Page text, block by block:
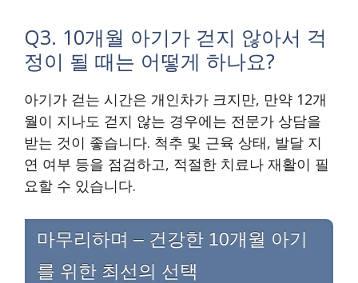
Q3. 10개월 아기가 걷지 않아서 걱
정이 될 때는 어떻게 하나요?
아기가 걷는 시간은 개인차가 크지만, 만약 12개
월이 지나도 걷지 않는 경우에는 전문가 상담을
받는 것이 좋습니다. 척추 및 근육 상태, 발달 지
연 여부 등을 점검하고, 적절한 치료나 재활이 필
요할 수 있습니다.
마무리하며 – 건강한 10개월 아기
를 위한 최선의 선택